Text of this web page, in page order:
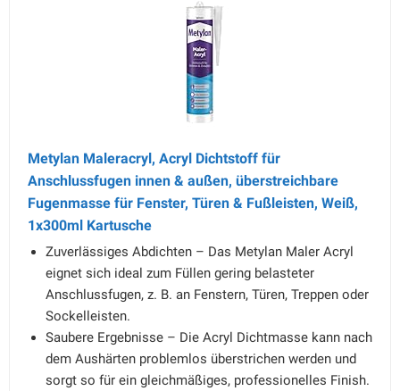
Metylan Maleracryl, Acryl Dichtstoff für
Anschlussfugen innen & außen, überstreichbare
Fugenmasse für Fenster, Türen & Fußleisten, Weiß,
1x300ml Kartusche
Zuverlässiges Abdichten – Das Metylan Maler Acryl
eignet sich ideal zum Füllen gering belasteter
Anschlussfugen, z. B. an Fenstern, Türen, Treppen oder
Sockelleisten.
Saubere Ergebnisse – Die Acryl Dichtmasse kann nach
dem Aushärten problemlos überstrichen werden und
sorgt so für ein gleichmäßiges, professionelles Finish.